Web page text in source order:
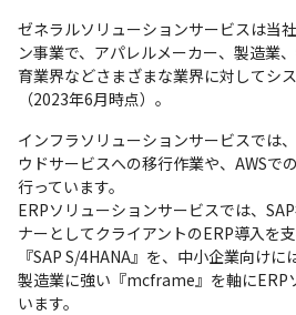
ゼネラルソリューションサービスは当
ン事業で、アパレルメーカー、製造業
育業界などさまざまな業界に対してシ
（2023年6月時点）。
インフラソリューションサービスでは
ウドサービスへの移行作業や、AWSで
行っています。
ERPソリューションサービスでは、
ナーとしてクライアントのERP導入を
『SAP S/4HANA』を、中小企業向けに
製造業に強い『mcframe』を軸にERP
います。